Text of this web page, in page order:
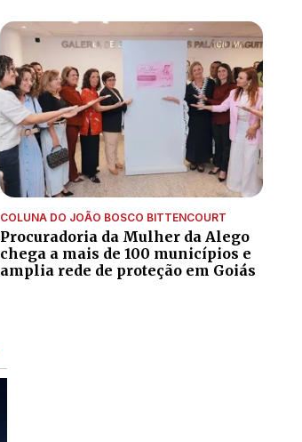
COLUNA DO JOÃO BOSCO BITTENCOURT
Procuradoria da Mulher da Alego
chega a mais de 100 municípios e
amplia rede de proteção em Goiás